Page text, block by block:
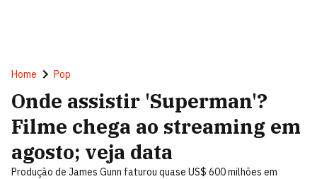
Home Pop
Onde assistir 'Superman'?
Filme chega ao streaming em
agosto; veja data
Produção de James Gunn faturou quase US$ 600 milhões em